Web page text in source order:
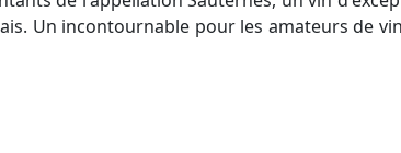
Un incontournable pour les amateurs de